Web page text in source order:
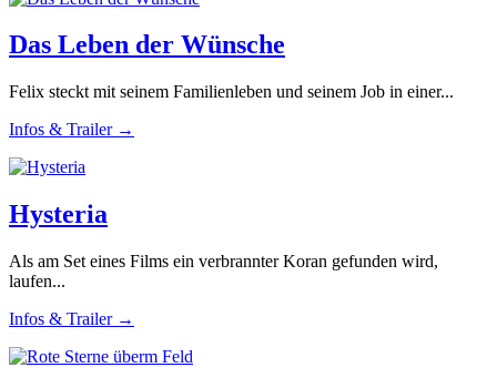
Das Leben der Wünsche
Felix steckt mit seinem Familienleben und seinem Job in einer...
Infos & Trailer →
Hysteria
Als am Set eines Films ein verbrannter Koran gefunden wird,
laufen...
Infos & Trailer →